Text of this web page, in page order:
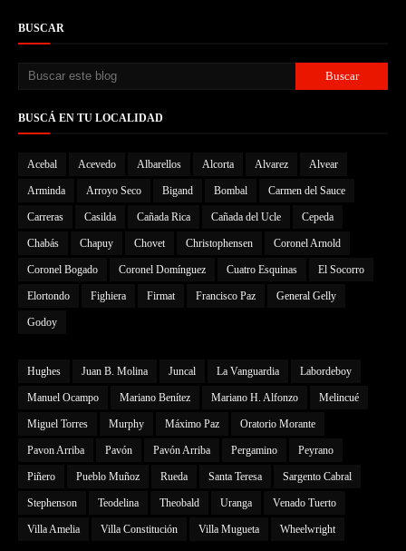
BUSCAR
BUSCÁ EN TU LOCALIDAD
Acebal Acevedo Albarellos Alcorta Alvarez Alvear
Arminda Arroyo Seco Bigand Bombal Carmen del Sauce
Carreras Casilda Cañada Rica Cañada del Ucle Cepeda
Chabás Chapuy Chovet Christophensen Coronel Arnold
Coronel Bogado Coronel Domínguez Cuatro Esquinas El Socorro
Elortondo Fighiera Firmat Francisco Paz General Gelly
Godoy
Hughes Juan B. Molina Juncal La Vanguardia Labordeboy
Manuel Ocampo Mariano Benítez Mariano H. Alfonzo Melincué
Miguel Torres Murphy Máximo Paz Oratorio Morante
Pavon Arriba Pavón Pavón Arriba Pergamino Peyrano
Piñero Pueblo Muñoz Rueda Santa Teresa Sargento Cabral
Stephenson Teodelina Theobald Uranga Venado Tuerto
Villa Amelia Villa Constitución Villa Mugueta Wheelwright